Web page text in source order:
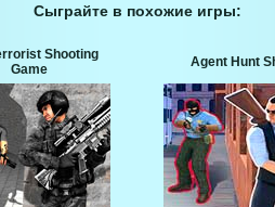
Сыграйте в похожие игры:
Shooting
Game
Agent Hunt